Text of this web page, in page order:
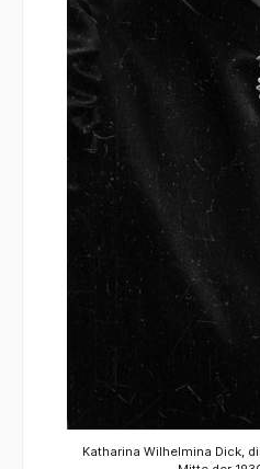
Katharina Wilhelmina Dick,